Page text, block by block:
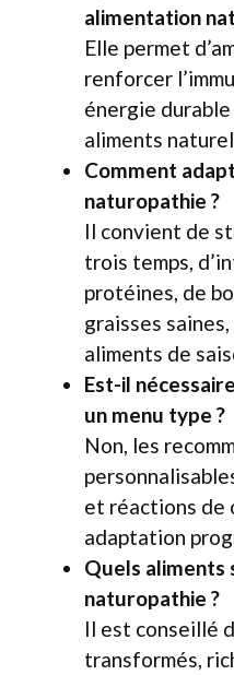
alimentation
Elle permet
renforcer
énergie
aliments
Comment
naturopathie ?
Il convient de
trois temps,
protéines, de
graisses
aliments de
Est-il
un menu type ?
Non, les
et réactions de
adaptation
Quels aliments
naturopathie ?
Il est conseillé
transformés,